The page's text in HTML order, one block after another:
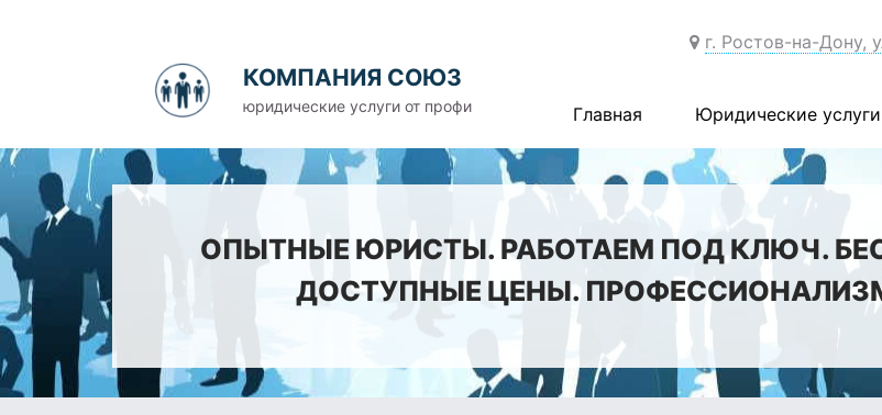
КОМПАНИЯ СОЮЗ
юридические услуги от профи
г. Ростов-на-Дону,
Главная Юридические услуги
ОПЫТНЫЕ ЮРИСТЫ. РАБОТАЕМ ПОД КЛЮЧ.
ДОСТУПНЫЕ ЦЕНЫ.